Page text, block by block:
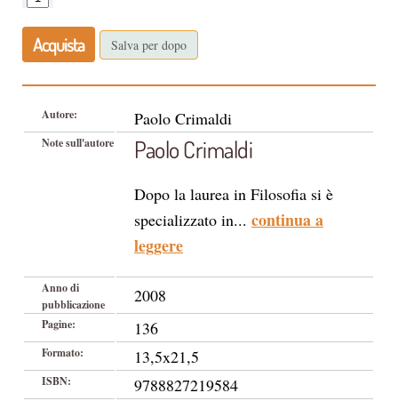
Acquista Salva per dopo
Autore: Paolo Crimaldi
Note sull'autore Paolo Crimaldi
Dopo la laurea in Filosofia si è
specializzato in... continua a
leggere
Anno di
pubblicazione
2008
Pagine: 136
Formato: 13,5x21,5
ISBN: 9788827219584